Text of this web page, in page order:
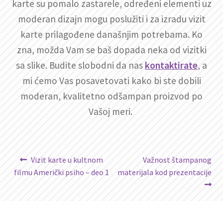
karte su pomalo zastarele, određeni elementi uz
moderan dizajn mogu poslužiti i za izradu vizit
karte prilagođene današnjim potrebama. Ko
zna, možda Vam se baš dopada neka od vizitki
sa slike. Budite slobodni da naskontaktirate, a
mi ćemo Vas posavetovati kako bi ste dobili
moderan, kvalitetno odšampan proizvod po
Vašoj meri.
Kretanje
članka
Prethodni
članak:
Vizit karte u kultnom
filmu Američki psiho – deo 1
Sledeći
članak:
Važnost štampanog
materijala kod prezentacije